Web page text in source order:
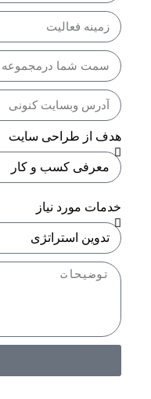
هدف از طراحی سایت
خدمات مورد نیاز